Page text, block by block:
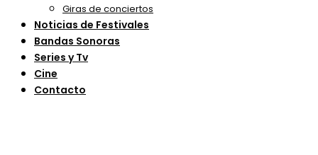
Giras de conciertos
Noticias de Festivales
Bandas Sonoras
Series y Tv
Cine
Contacto